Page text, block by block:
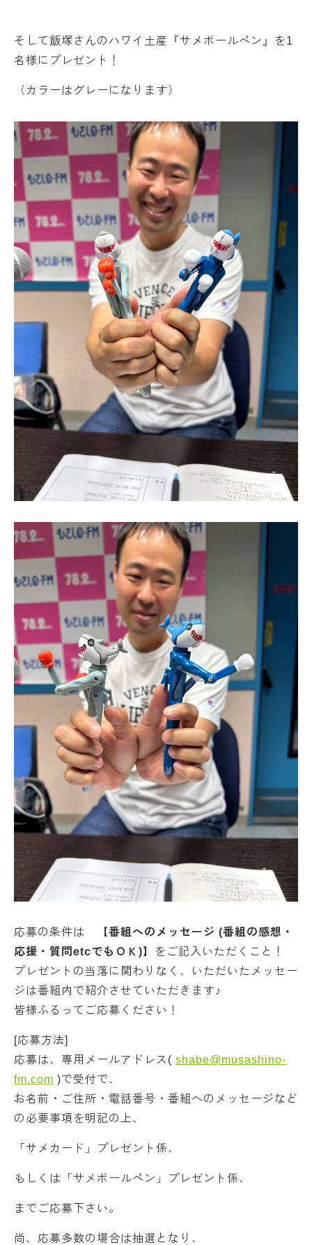
そして飯塚さんのハワイ土産『サメボールペン』を1
名様にプレゼント！
（カラーはグレーになります）
応募の条件は
【番組へのメッセージ (番組の感想・
応援・質問etcでもＯＫ)】
をご記入いただくこと！
プレゼントの当落に関わりなく、いただいたメッセー
ジは番組内で紹介させていただきます♪
皆様ふるってご応募ください！
[応募方法]
応募は、専用メールアドレス( shabe@musashino-
fm.com )で受付で、
お名前・ご住所・電話番号・番組へのメッセージなど
の必要事項を明記の上、
「サメカード」プレゼント係、
もしくは「サメボールペン」プレゼント係、
までご応募下さい。
尚、応募多数の場合は抽選となり、